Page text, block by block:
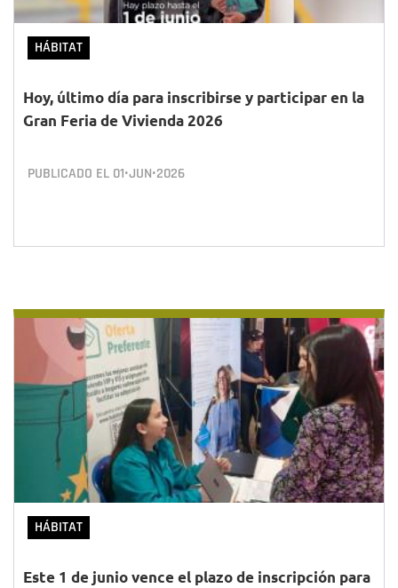
HÁBITAT
Hoy, último día para inscribirse y participar en la
Gran Feria de Vivienda 2026
PUBLICADO EL 01•JUN•2026
HÁBITAT
Este 1 de junio vence el plazo de inscripción para